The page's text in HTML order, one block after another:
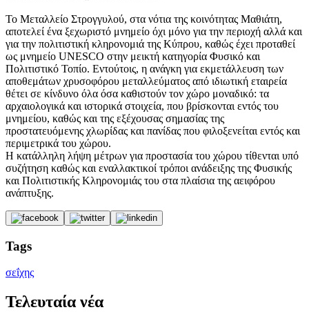
Το Μεταλλείο Στρογγυλού, στα νότια της κοινότητας Μαθιάτη,
αποτελεί ένα ξεχωριστό μνημείο όχι μόνο για την περιοχή αλλά και
για την πολιτιστική κληρονομιά της Κύπρου, καθώς έχει προταθεί
ως μνημείο UNESCO στην μεικτή κατηγορία Φυσικό και
Πολιτιστικό Τοπίο. Εντούτοις, η ανάγκη για εκμετάλλευση των
αποθεμάτων χρυσοφόρου μεταλλεύματος από ιδιωτική εταιρεία
θέτει σε κίνδυνο όλα όσα καθιστούν τον χώρο μοναδικό: τα
αρχαιολογικά και ιστορικά στοιχεία, που βρίσκονται εντός του
μνημείου, καθώς και της εξέχουσας σημασίας της
προστατευόμενης χλωρίδας και πανίδας που φιλοξενείται εντός και
περιμετρικά του χώρου.
Η κατάλληλη λήψη μέτρων για προστασία του χώρου τίθενται υπό
συζήτηση καθώς και εναλλακτικοί τρόποι ανάδειξης της Φυσικής
και Πολιτιστικής Κληρονομιάς του στα πλαίσια της αειφόρου
ανάπτυξης.
Tags
σεΐχης
Τελευταία νέα